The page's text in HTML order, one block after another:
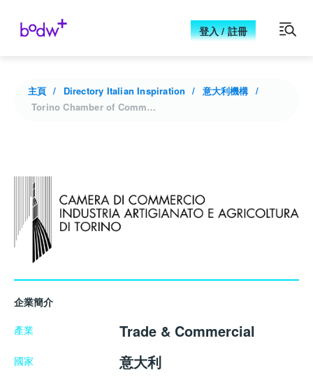
登入 / 註冊
主頁 Directory Italian Inspiration
意大利機構
Torino Chamber of Commerce
企業簡介
產業
Trade & Commercial
國家 意大利